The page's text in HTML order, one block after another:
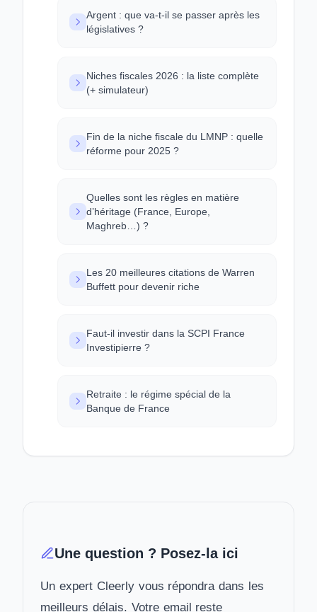
Argent : que va-t-il se passer après les
législatives ?
Niches fiscales 2026 : la liste complète
(+ simulateur)
Fin de la niche fiscale du LMNP : quelle
réforme pour 2025 ?
Quelles sont les règles en matière
d’héritage (France, Europe,
Maghreb…) ?
Les 20 meilleures citations de Warren
Buffett pour devenir riche
Faut-il investir dans la SCPI France
Investipierre ?
Retraite : le régime spécial de la
Banque de France
Une question ? Posez-la ici
Un expert Cleerly vous répondra dans les
meilleurs délais. Votre email reste